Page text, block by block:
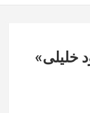
خلیلی»